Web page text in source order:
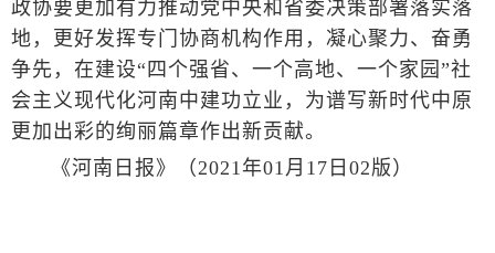
政协要更加有力推动党中央和省委决策部署落实落
地，更好发挥专门协商机构作用，凝心聚力、奋勇
争先，在建设“四个强省、一个高地、一个家园”社
会主义现代化河南中建功立业，为谱写新时代中原
更加出彩的绚丽篇章作出新贡献。
《河南日报》（2021年01月17日02版）